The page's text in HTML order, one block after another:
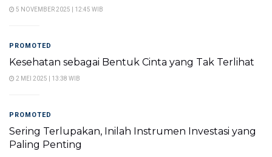
5 NOVEMBER 2025 | 12:45 WIB
PROMOTED
Kesehatan sebagai Bentuk Cinta yang Tak Terlihat
2 MEI 2025 | 13:38 WIB
PROMOTED
Sering Terlupakan, Inilah Instrumen Investasi yang
Paling Penting